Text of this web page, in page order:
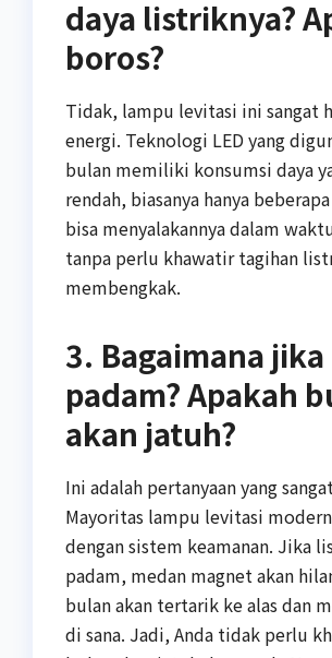
daya listriknya?
boros?
Tidak, lampu levitasi ini sangat
energi. Teknologi LED yang
bulan memiliki konsumsi daya
rendah, biasanya hanya
bisa menyalakannya dalam
tanpa perlu khawatir tagihan
membengkak.
3. Bagaimana
padam? Apakah
akan jatuh?
Ini adalah pertanyaan yang
Mayoritas lampu levitasi
dengan sistem keamanan. Jika
padam, medan magnet akan
bulan akan tertarik ke alas dan
di sana. Jadi, Anda tidak perlu